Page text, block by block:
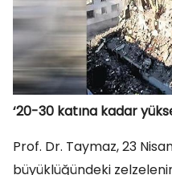
‘20-30 katına kadar
Prof. Dr. Taymaz, 23
büyüklüğündeki